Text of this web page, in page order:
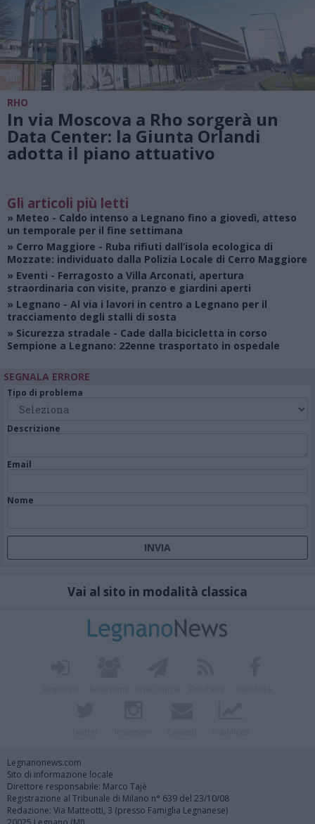
RHO
In via Moscova a Rho sorgerà un
Data Center: la Giunta Orlandi
adotta il piano attuativo
Gli articoli più letti
» Meteo - Caldo intenso a Legnano fino a giovedì, atteso
un temporale per il fine settimana
» Cerro Maggiore - Ruba rifiuti dall’isola ecologica di
Mozzate: individuato dalla Polizia Locale di Cerro Maggiore
» Eventi - Ferragosto a Villa Arconati, apertura
straordinaria con visite, pranzo e giardini aperti
» Legnano - Al via i lavori in centro a Legnano per il
tracciamento degli stalli di sosta
» Sicurezza stradale - Cade dalla bicicletta in corso
Sempione a Legnano: 22enne trasportato in ospedale
SEGNALA ERRORE
Tipo di problema
Descrizione
Email
Nome
Vai al sito in modalità classica
Legnanonews.com
Sito di informazione locale
Direttore responsabile: Marco Tajè
Registrazione al Tribunale di Milano n° 639 del 23/10/08
Redazione: Via Matteotti, 3 (presso Famiglia Legnanese)